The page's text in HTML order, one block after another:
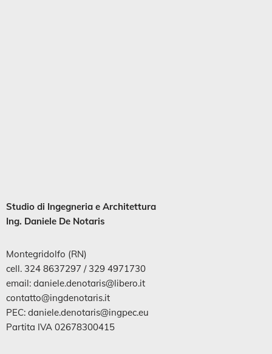
Studio di Ingegneria e Architettura
Ing. Daniele De Notaris
Montegridolfo (RN)
cell. 324 8637297 / 329 4971730
email: daniele.denotaris@libero.it
contatto@ingdenotaris.it
PEC: daniele.denotaris@ingpec.eu
Partita IVA 02678300415